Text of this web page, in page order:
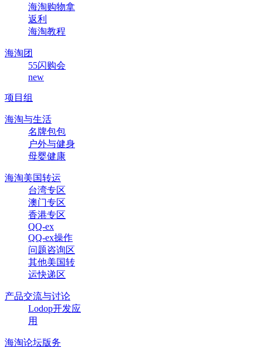
海淘购物拿
返利
海淘教程
海淘团
55闪购会
new
项目组
海淘与生活
名牌包包
户外与健身
母婴健康
海淘美国转运
台湾专区
澳门专区
香港专区
QQ-ex
QQ-ex操作
问题咨询区
其他美国转
运快递区
产品交流与讨论
Lodop开发应
用
海淘论坛版务